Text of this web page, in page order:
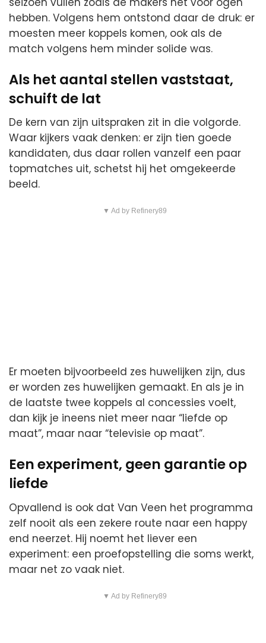
hebben. Volgens hem ontstond daar de druk: er
moesten meer koppels komen, ook als de
match volgens hem minder solide was.
Als het aantal stellen vaststaat,
schuift de lat
De kern van zijn uitspraken zit in die volgorde.
Waar kijkers vaak denken: er zijn tien goede
kandidaten, dus daar rollen vanzelf een paar
topmatches uit, schetst hij het omgekeerde
beeld.
▼ Ad by Refinery89
Er moeten bijvoorbeeld zes huwelijken zijn, dus
er worden zes huwelijken gemaakt. En als je in
de laatste twee koppels al concessies voelt,
dan kijk je ineens niet meer naar “liefde op
maat”, maar naar “televisie op maat”.
Een experiment, geen garantie op
liefde
Opvallend is ook dat Van Veen het programma
zelf nooit als een zekere route naar een happy
end neerzet. Hij noemt het liever een
experiment: een proefopstelling die soms werkt,
maar net zo vaak niet.
▼ Ad by Refinery89